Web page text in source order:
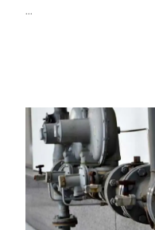
...